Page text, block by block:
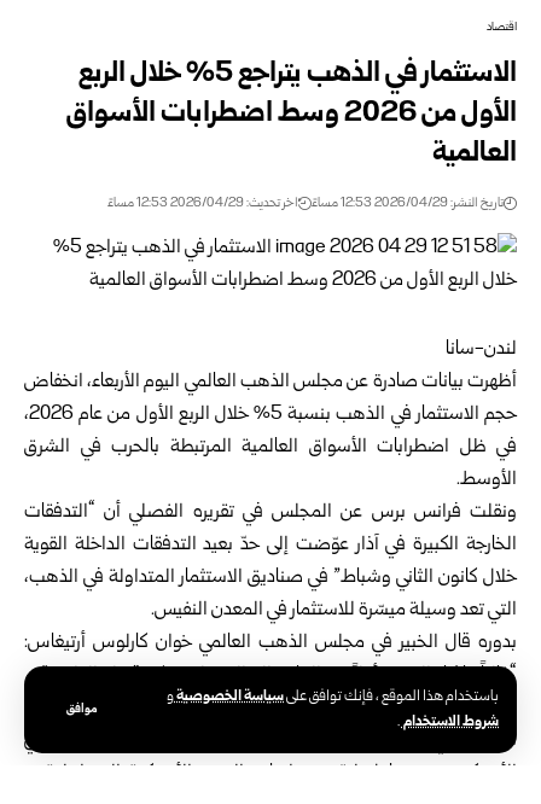
باستخدام هذا الموقع ، فإنك توافق علىسياسة الخصوصيةو
شروط الاستخدام.
موافق
اقتصاد
الاستثمار في الذهب يتراجع 5% خلال الربع
الأول من 2026 وسط اضطرابات الأسواق
العالمية
تاريخ النشر: 2026/04/29 12:53 مساءً اخر تحديث: 2026/04/29 12:53 مساءً
لندن-سانا
أظهرت بيانات صادرة عن مجلس الذهب العالمي اليوم الأربعاء، انخفاض
حجم الاستثمار في الذهب بنسبة 5% خلال الربع الأول من عام 2026،
في ظل اضطرابات الأسواق العالمية المرتبطة بالحرب في الشرق
الأوسط.
ونقلت فرانس برس عن المجلس في تقريره الفصلي أن “التدفقات
الخارجة الكبيرة في آذار عوّضت إلى حدّ بعيد التدفقات الداخلة القوية
خلال كانون الثاني وشباط” في صناديق الاستثمار المتداولة في الذهب،
التي تعد وسيلة ميسّرة للاستثمار في المعدن النفيس.
بدوره قال الخبير في مجلس الذهب العالمي خوان كارلوس أرتيغاس:
“غالباً ما يُباع الذهب أولاً عند الحاجة إلى السيولة، بحكم قبوله الواسع”.
وارتفعت أسعار الذهب بنحو طفيف خلال تعاملات في وقت سابق اليوم
الأربعاء، في وقت يترقب فيه المستثمرون تصريحات رئيس الفدرالي
الأمريكي جيروم باول لتقييم تداعيات الحرب الأمريكية الإسرائيلية –